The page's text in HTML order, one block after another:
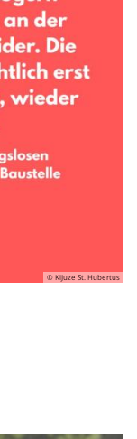
© KiJuze St. Hubertus